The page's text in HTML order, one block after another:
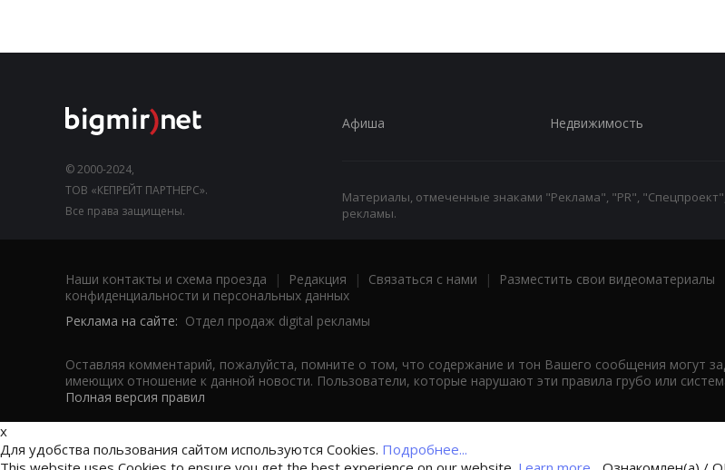
© 2000-2024,
ТОВ «КЕПРЕЙТ ПАРТНЕРС».
Все права защищены.
Афиша Недвижимость
Материалы, отмеченные знаками "Реклама", "PR",
рекламы.
Наши контакты и схема проезда | Редакция | Связаться с нами | Разместить свои видеоматериалы
конфиденциальности и персональных данных
Реклама на сайте: Отдел продаж digital рекламы
Оставляя комментарий, пожалуйста, помните о том, что содержание и тон Вашего сообщения могут
имеющих отношение к данной новости. Пользователи, которые нарушают эти правила грубо или
Полная версия правил
x
Для удобства пользования сайтом используются Cookies. Подробнее...